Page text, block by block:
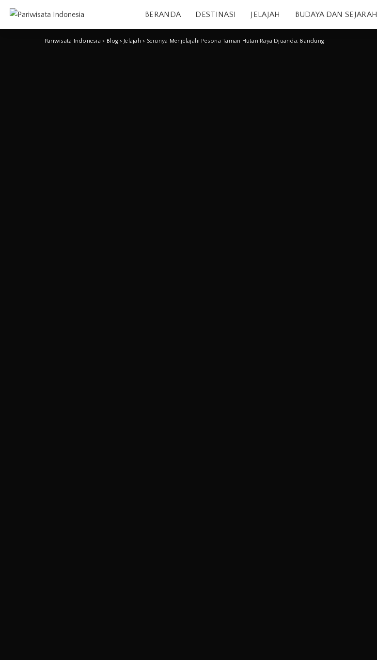
BERANDA DESTINASI JELAJAH BUDAYA DAN SEJARAH
Pariwisata Indonesia > Blog > Jelajah > Serunya Menjelajahi Pesona Taman Hutan Raya Djuanda, Bandung